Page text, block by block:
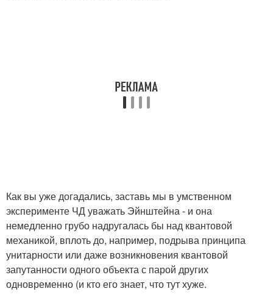
Как вы уже догадались, заставь мы в умственном
эксперименте ЧД уважать Эйнштейна - и она
немедленно грубо надругалась бы над квантовой
механикой, вплоть до, например, подрыва принципа
унитарности или даже возникновения квантовой
запутанности одного объекта с парой других
одновременно (и кто его знает, что тут хуже.